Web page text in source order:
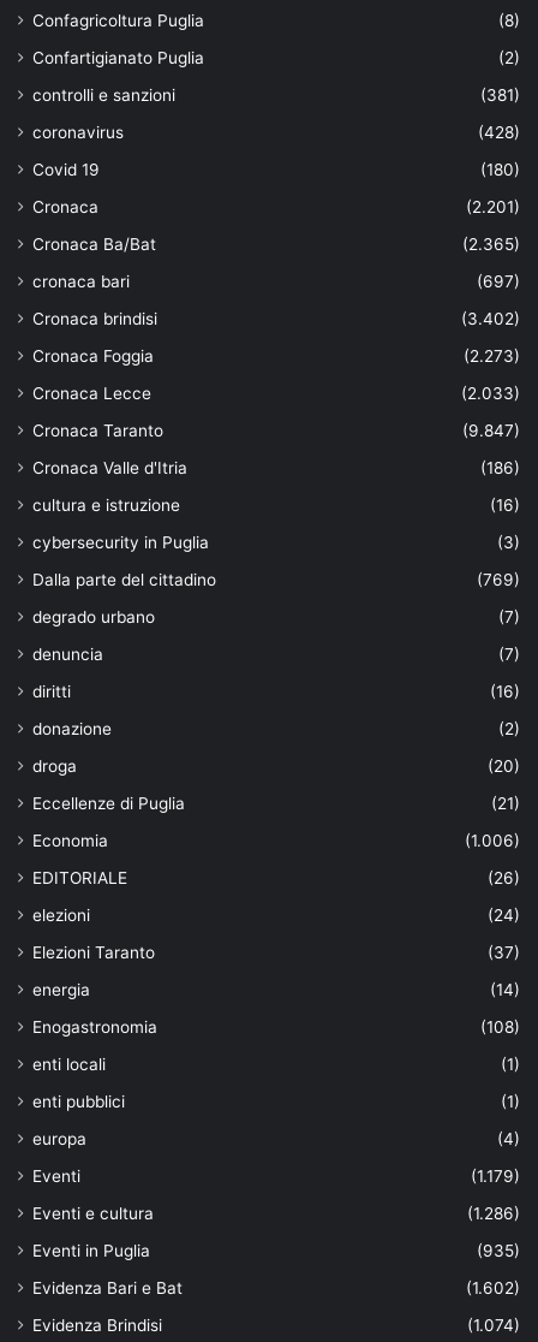
Confagricoltura Puglia
(8)
Confartigianato Puglia
(2)
controlli e sanzioni
(381)
coronavirus
(428)
Covid 19
(180)
Cronaca
(2.201)
Cronaca Ba/Bat
(2.365)
cronaca bari
(697)
Cronaca brindisi
(3.402)
Cronaca Foggia
(2.273)
Cronaca Lecce
(2.033)
Cronaca Taranto
(9.847)
Cronaca Valle d'Itria
(186)
cultura e istruzione
(16)
cybersecurity in Puglia
(3)
Dalla parte del cittadino
(769)
degrado urbano
(7)
denuncia
(7)
diritti
(16)
donazione
(2)
droga
(20)
Eccellenze di Puglia
(21)
Economia
(1.006)
EDITORIALE
(26)
elezioni
(24)
Elezioni Taranto
(37)
energia
(14)
Enogastronomia
(108)
enti locali
(1)
enti pubblici
(1)
europa
(4)
Eventi
(1.179)
Eventi e cultura
(1.286)
Eventi in Puglia
(935)
Evidenza Bari e Bat
(1.602)
Evidenza Brindisi
(1.074)